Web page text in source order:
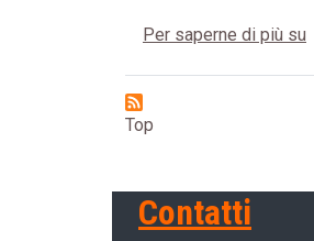
Per saperne di più su
Top
Contatti